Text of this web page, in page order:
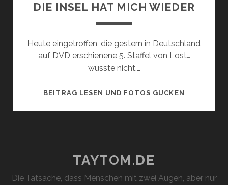
DIE INSEL HAT MICH WIEDER
Heute eingetroffen, die gestern in Deutschland
auf DVD erschienene 5. Staffel von Lost…
wusste nicht,…
BEITRAG LESEN UND FOTOS GUCKEN
TAYTOM.DE
Die Tatsache, dass Menschen mit zwei Augen, aber nur